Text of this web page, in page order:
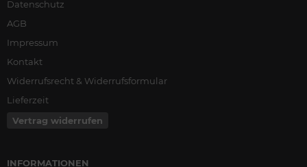
Datenschutz
AGB
Impressum
Kontakt
Widerrufsrecht & Widerrufsformular
Lieferzeit
Vertrag widerrufen
INFORMATIONEN